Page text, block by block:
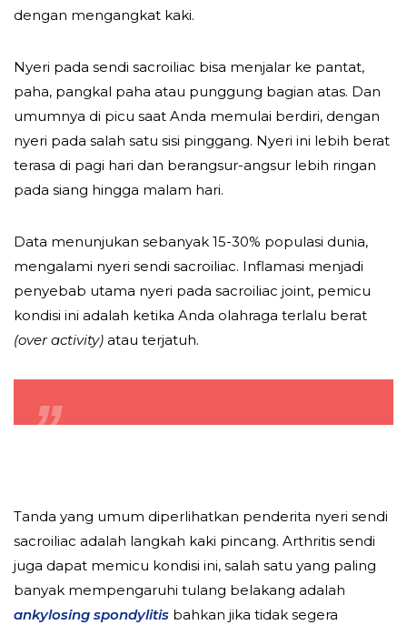
dengan mengangkat kaki.
Nyeri pada sendi sacroiliac bisa menjalar ke pantat,
paha, pangkal paha atau punggung bagian atas. Dan
umumnya di picu saat Anda memulai berdiri, dengan
nyeri pada salah satu sisi pinggang. Nyeri ini lebih berat
terasa di pagi hari dan berangsur-angsur lebih ringan
pada siang hingga malam hari.
Data menunjukan sebanyak 15-30% populasi dunia,
mengalami nyeri sendi sacroiliac. Inflamasi menjadi
penyebab utama nyeri pada sacroiliac joint, pemicu
kondisi ini adalah ketika Anda olahraga terlalu berat
(over activity) atau terjatuh.
Tanda yang umum diperlihatkan penderita nyeri sendi
sacroiliac adalah langkah kaki pincang. Arthritis sendi
juga dapat memicu kondisi ini, salah satu yang paling
banyak mempengaruhi tulang belakang adalah
ankylosing spondylitis bahkan jika tidak segera